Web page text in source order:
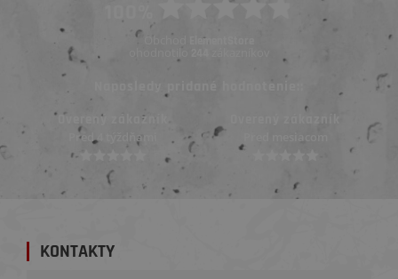
ElementStore
ohodnotilo
Naposledy pridané hodnotenie::
Overený zákazník
Pred 4 týždňami
KONTAKTY